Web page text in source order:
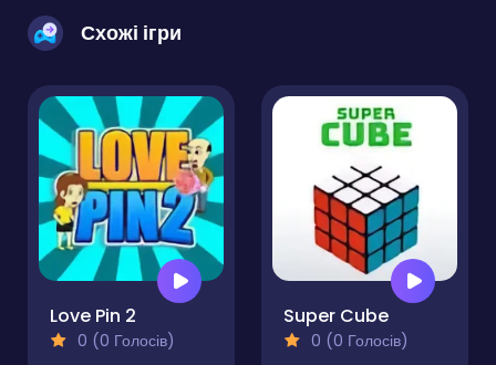
Схожі ігри
Love Pin 2
0 (0 Голосів)
Super Cube
0 (0 Голосів)